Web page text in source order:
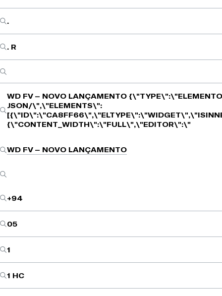
.
. R
WD FV – NOVO LANÇAMENTO
JSON/\",\"ELEMENTS\":
{\"CONTENT_WIDTH\":\"FULL\",\"EDITOR\":\"
WD FV – NOVO LANÇAMENTO
+94
05
1
1 HC